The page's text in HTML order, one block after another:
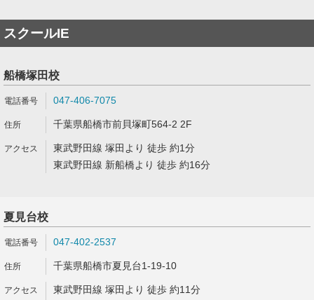
スクールIE
船橋塚田校
047-406-7075
千葉県船橋市前貝塚町564-2 2F
東武野田線 塚田より 徒歩 約1分
東武野田線 新船橋より 徒歩 約16分
夏見台校
047-402-2537
千葉県船橋市夏見台1-19-10
東武野田線 塚田より 徒歩 約11分